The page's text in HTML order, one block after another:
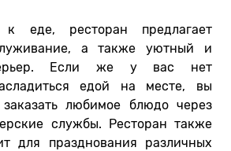
еде, ресторан предлагает
а также уютный и
Если же у вас нет
едой на месте, вы
любимое блюдо через
службы. Ресторан также
для празднования различных